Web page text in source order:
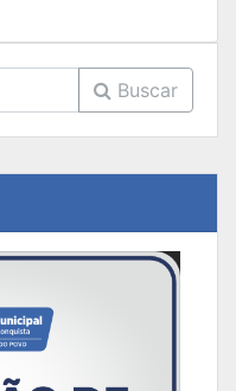
Buscar